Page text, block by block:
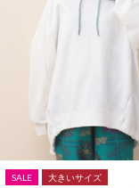
SALE 大きいサイズ